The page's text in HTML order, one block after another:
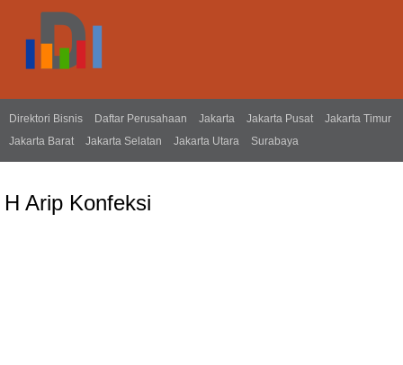
Direktori Bisnis Daftar Perusahaan Jakarta Jakarta Pusat
Jakarta Timur
Jakarta Barat
Jakarta Selatan Jakarta Utara Surabaya
H Arip Konfeksi